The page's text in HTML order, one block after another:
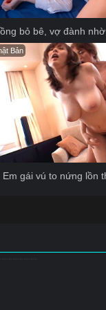
Bản
Em gái vú to nứng lồn